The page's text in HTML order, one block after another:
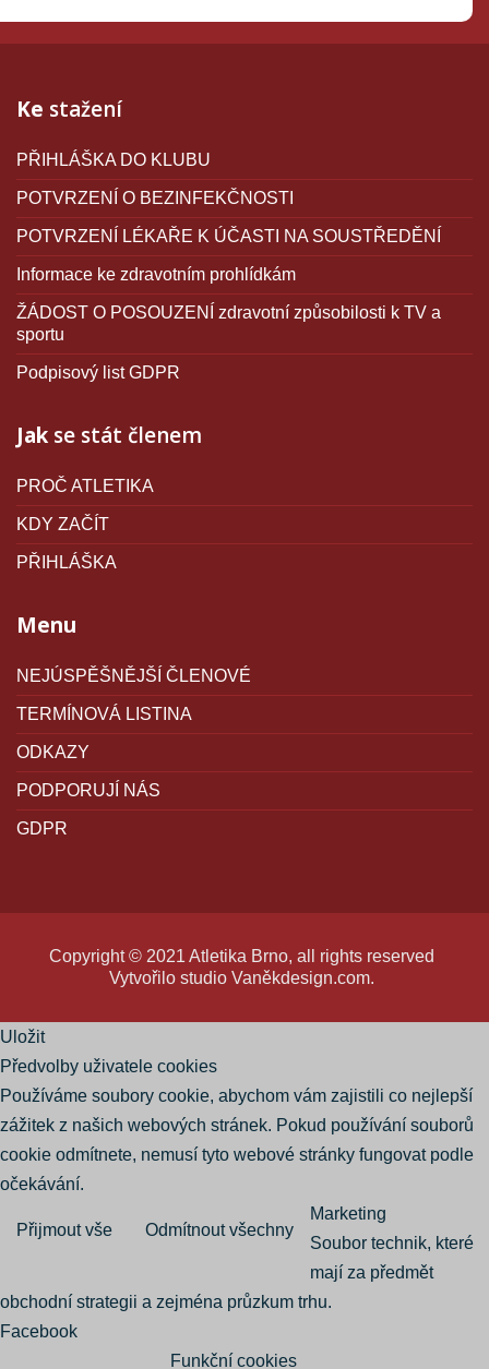
Ke stažení
PŘIHLÁŠKA DO KLUBU
POTVRZENÍ O BEZINFEKČNOSTI
POTVRZENÍ LÉKAŘE K ÚČASTI NA SOUSTŘEDĚNÍ
Informace ke zdravotním prohlídkám
ŽÁDOST O POSOUZENÍ zdravotní způsobilosti k TV a
sportu
Podpisový list GDPR
Jak se stát členem
PROČ ATLETIKA
KDY ZAČÍT
PŘIHLÁŠKA
Menu
NEJÚSPĚŠNĚJŠÍ ČLENOVÉ
TERMÍNOVÁ LISTINA
ODKAZY
PODPORUJÍ NÁS
GDPR
Copyright © 2021 Atletika Brno, all rights reserved
Vytvořilo studioVaněkdesign.com.
Uložit
Předvolby uživatele cookies
Používáme soubory cookie, abychom vám zajistili co nejlepší
zážitek z našich webových stránek. Pokud používání souborů
cookie odmítnete, nemusí tyto webové stránky fungovat podle
očekávání.
Přijmout vše Odmítnout všechny
Marketing
Soubor technik, které
mají za předmět
obchodní strategii a zejména průzkum trhu.
Facebook
Funkční cookies